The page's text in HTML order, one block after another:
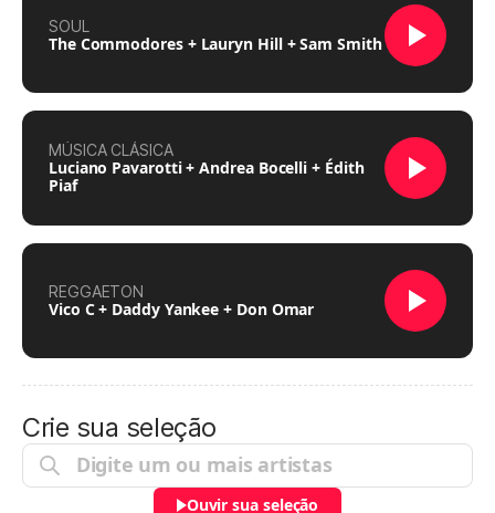
SOUL
The Commodores + Lauryn Hill + Sam Smith
MÚSICA CLÁSICA
Luciano Pavarotti + Andrea Bocelli + Édith
Piaf
REGGAETON
Vico C + Daddy Yankee + Don Omar
Crie sua seleção
Ouvir sua seleção